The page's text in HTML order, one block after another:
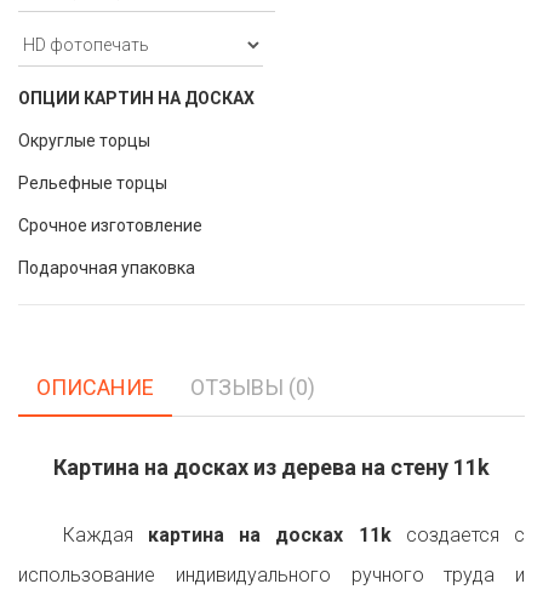
ОПЦИИ КАРТИН НА ДОСКАХ
Округлые торцы
Рельефные торцы
Срочное изготовление
Подарочная упаковка
ОПИСАНИЕ ОТЗЫВЫ (0)
Картина на досках из дерева на стену 11k
Каждая картина на досках 11kсоздается с
использование индивидуального ручного труда и